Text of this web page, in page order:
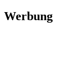
Werbung